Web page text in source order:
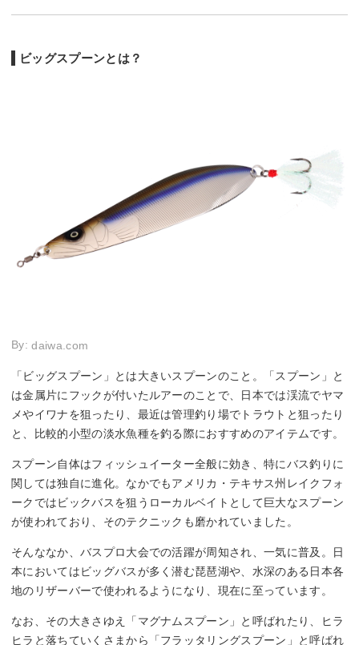
ビッグスプーンとは？
By:daiwa.com
「ビッグスプーン」とは大きいスプーンのこと。「スプーン」と
は金属片にフックが付いたルアーのことで、日本では渓流でヤマ
メやイワナを狙ったり、最近は管理釣り場でトラウトと狙ったり
と、比較的小型の淡水魚種を釣る際におすすめのアイテムです。
スプーン自体はフィッシュイーター全般に効き、特にバス釣りに
関しては独自に進化。なかでもアメリカ・テキサス州レイクフォ
ークではビックバスを狙うローカルベイトとして巨大なスプーン
が使われており、そのテクニックも磨かれていました。
そんななか、バスプロ大会での活躍が周知され、一気に普及。日
本においてはビッグバスが多く潜む琵琶湖や、水深のある日本各
地のリザーバーで使われるようになり、現在に至っています。
なお、その大きさゆえ「マグナムスプーン」と呼ばれたり、ヒラ
ヒラと落ちていくさまから「フラッタリングスプーン」と呼ばれ